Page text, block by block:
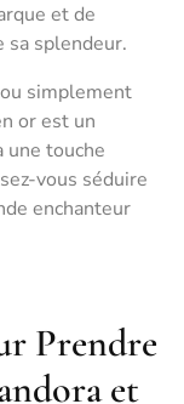
et de
sa splendeur.
simplement
or est un
touche
vous séduire
enchanteur
Prendre
et